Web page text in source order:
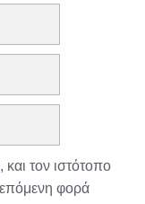
τον ιστότοπο
φορά